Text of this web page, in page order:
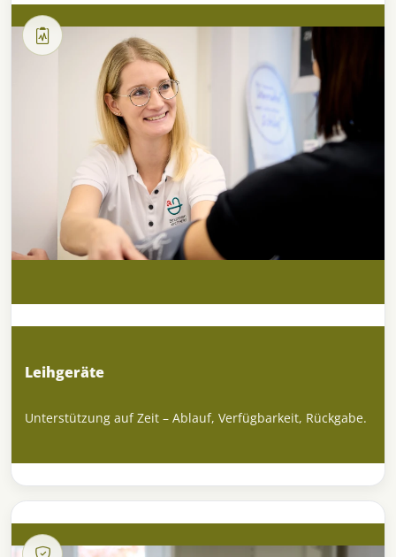
Leihgeräte
Unterstützung auf Zeit – Ablauf, Verfügbarkeit, Rückgabe.